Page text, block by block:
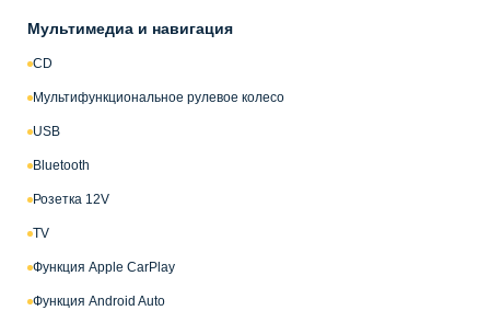
Мультимедиа и навигация
CD
Мультифункциональное рулевое колесо
USB
Bluetooth
Розетка 12V
TV
Функция Apple CarPlay
Функция Android Auto